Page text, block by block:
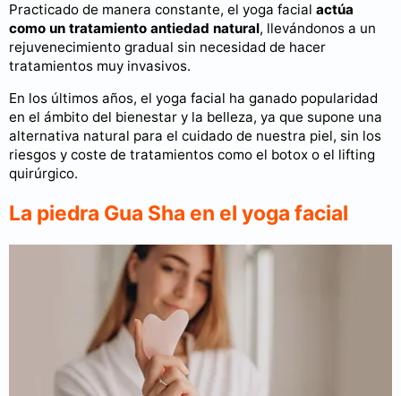
Practicado de manera constante, el yoga facial actúa
como un tratamiento antiedad natural, llevándonos a un
rejuvenecimiento gradual sin necesidad de hacer
tratamientos muy invasivos.
En los últimos años, el yoga facial ha ganado popularidad
en el ámbito del bienestar y la belleza, ya que supone una
alternativa natural para el cuidado de nuestra piel, sin los
riesgos y coste de tratamientos como el botox o el lifting
quirúrgico.
La piedra Gua Sha en el yoga facial